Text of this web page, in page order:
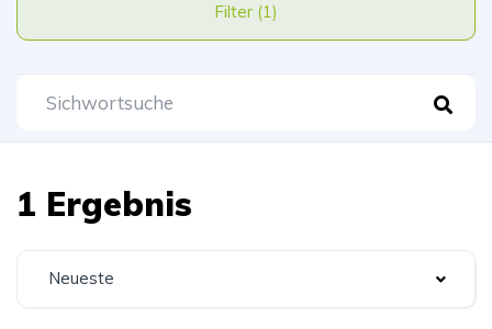
Filter (1)
1 Ergebnis
Neueste